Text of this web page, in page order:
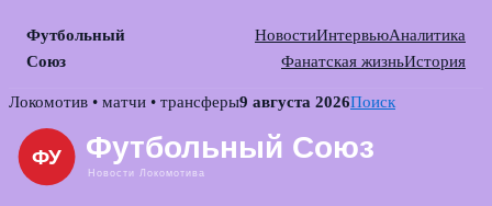
Футбольный
Союз
НовостиИнтервьюАналитика
Фанатская жизньИстория
Skip
content
Локомотив • матчи • трансферы9 августа 2026Поиск